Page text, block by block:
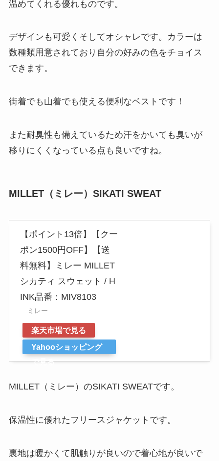
温めてくれる優れものです。
デザインも可愛くそしてオシャレです。カラーは
数種類用意されており自分の好みの色をチョイス
できます。
街着でも山着でも使える便利なベストです！
また耐臭性も備えているため汗をかいても臭いが
移りにくくなっている点も良いですね。
MILLET（ミレー）SIKATI SWEAT
【ポイント13倍】【クー
ポン1500円OFF】【送
料無料】ミレー MILLET
シカティ スウェット / H
INK品番：MIV8103
ミレー
楽天市場で見る
Yahooショッピング
で見る
MILLET（ミレー）のSIKATI SWEATです。
保温性に優れたフリースジャケットです。
裏地は暖かくて肌触りが良いので着心地が良いで